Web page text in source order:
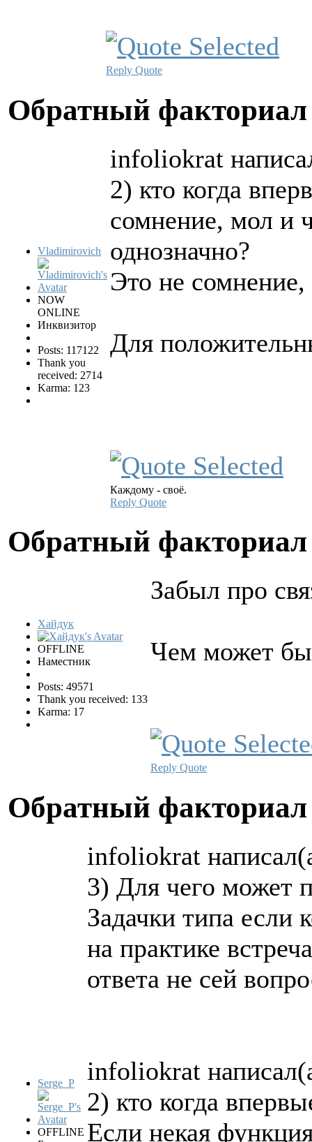
Reply Quote
Обратный
Vladimirovich
NOW
ONLINE
Инквизитор
Posts: 117122
Thank you
received: 2714
Karma: 123
infoliokrat
2) кто когда
сомнение, мол и
однозначно?
Это не сомнение,
Для
Каждому - своё.
Reply Quote
Обратный
Хайдук
OFFLINE
Наместник
Posts: 49571
Thank you received: 133
Karma: 17
Забыл про
Чем может
Reply Quote
Обратный
Serge_P
OFFLINE
infoliokrat
3) Для чего может
Задачки типа если
на практике
ответа не сей
infoliokrat
2) кто когда
Если некая